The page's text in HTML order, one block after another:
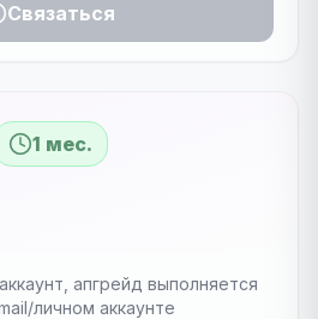
Связаться
1 мес.
апгрейд выполняется
личном аккаунте